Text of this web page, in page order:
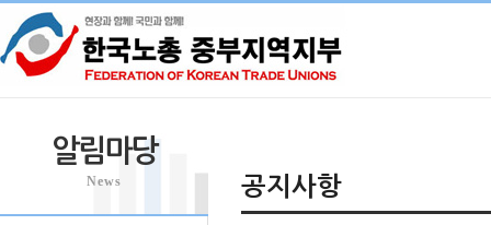
알림마당
News 공지사항